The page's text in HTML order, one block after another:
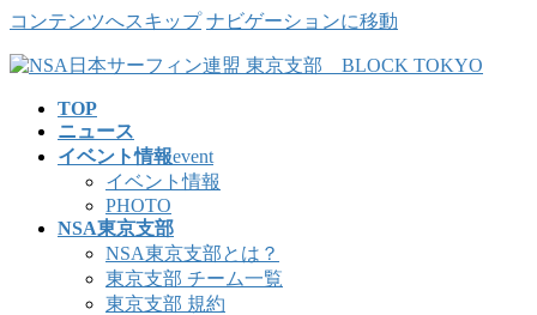
コンテンツへスキップ ナビゲーションに移動
TOP
ニュース
イベント情報event
イベント情報
PHOTO
NSA東京支部
NSA東京支部とは？
東京支部 チーム一覧
東京支部 規約